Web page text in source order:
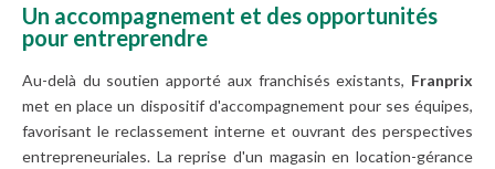
Un accompagnement et des opportunités
pour entreprendre
Au-delà du soutien apporté aux franchisés existants, Franprix
met en place un dispositif d'accompagnement pour ses équipes,
favorisant le reclassement interne et ouvrant des perspectives
entrepreneuriales. La reprise d'un magasin en location-gérance